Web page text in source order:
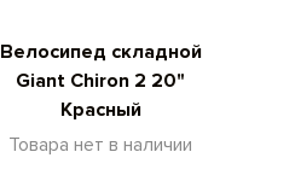
Велосипед складной
Giant Chiron 2 20"
Красный
Товара нет в наличии